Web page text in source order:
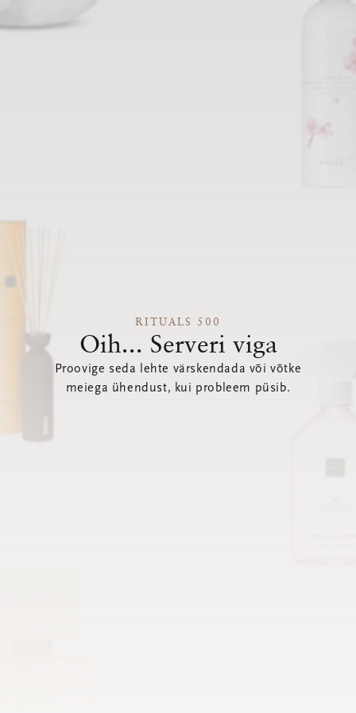
RITUALS 500
Oih... Serveri viga
Proovige seda lehte värskendada või võtke
meiega ühendust, kui probleem püsib.